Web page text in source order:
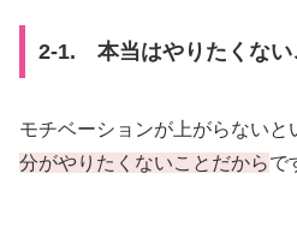
2-1. 本当はやりたくない
モチベーションが上がらないと
分がやりたくないことだからで